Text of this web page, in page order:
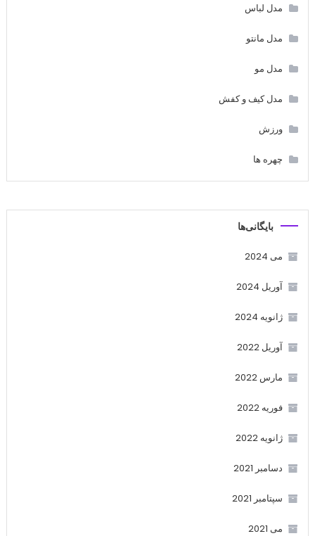
مدل لباس
مدل مانتو
مدل مو
مدل کیف و کفش
ورزش
چهره ها
بایگانی‌ها
می 2024
آوریل 2024
ژانویه 2024
آوریل 2022
مارس 2022
فوریه 2022
ژانویه 2022
دسامبر 2021
سپتامبر 2021
می 2021